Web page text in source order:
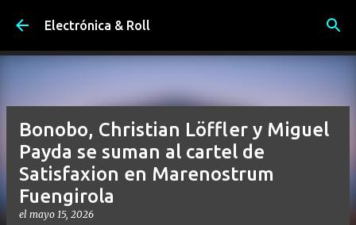
Ir al contenido principal
Electrónica & Roll
Bonobo, Christian Löffler y Miguel
Payda se suman al cartel de
Satisfaxion en Marenostrum
Fuengirola
el mayo 15, 2026